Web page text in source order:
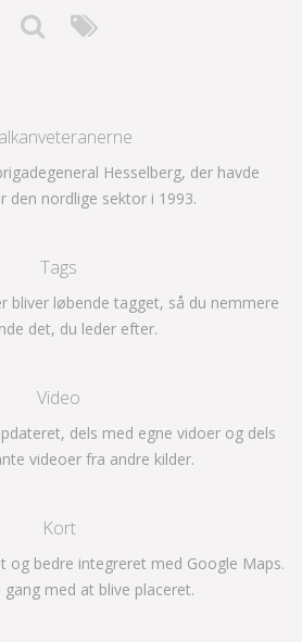
Hesselberg, der havde
den nordlige sektor i 1993.
Tags
bliver løbende tagget, så du nemmere
det, du leder efter.
Video
dels med egne vidoer og dels
videoer fra andre kilder.
Kort
og bedre integreret med Google Maps.
gang med at blive placeret.